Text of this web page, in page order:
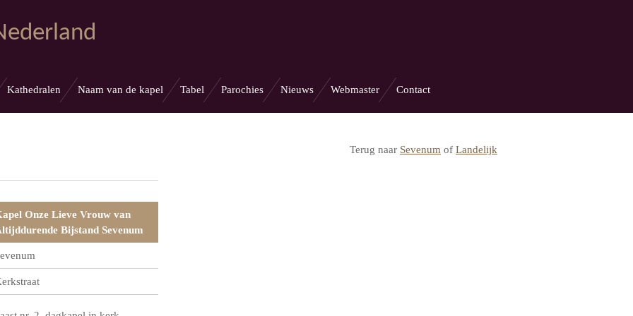
Kathedralen Naam van de kapel Tabel Parochies Nieuws Webmaster Contact
Terug naar Sevenum of Landelijk
Onze Lieve Vrouw van
Bijstand Sevenum